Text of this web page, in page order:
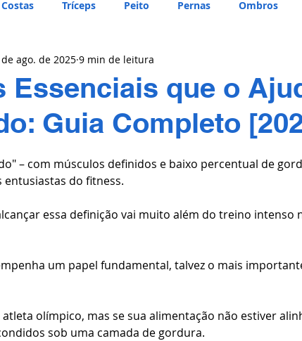
Costas Tríceps Peito Pernas Ombros
Essenciais que o
Guia Completo
ago. de 2025 9 min de leitura
– com músculos definidos e baixo percentual de
do fitness.
essa definição vai muito além do treino intenso
um papel fundamental, talvez o mais
sob uma camada de gordura.